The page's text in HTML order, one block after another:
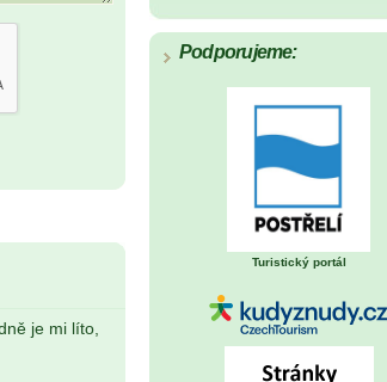
Podporujeme:
Turistický portál
je mi líto,